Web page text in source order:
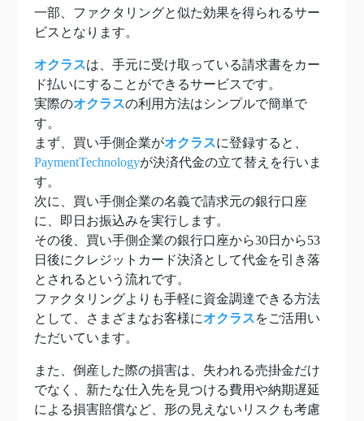
一部、ファクタリングと似た効果を得られるサー
ビスとなります。
オクラスは、手元に受け取っている請求書をカー
ド払いにすることができるサービスです。
実際のオクラスの利用方法はシンプルで簡単で
す。
まず、買い手側企業がオクラスに登録すると、
PaymentTechnologyが決済代金の立て替えを行いま
す。
次に、買い手側企業の名義で請求元の銀行口座
に、即日お振込みを実行します。
その後、買い手側企業の銀行口座から30日から53
日後にクレジットカード決済として代金を引き落
とされるという流れです。
ファクタリングよりも手軽に資金調達できる方法
として、さまざまなお客様にオクラスをご活用い
ただいています。
また、倒産した際の損害は、失われる売掛金だけ
でなく、新たな仕入先を見つける費用や納期遅延
による損害賠償など、形の見えないリスクも考慮